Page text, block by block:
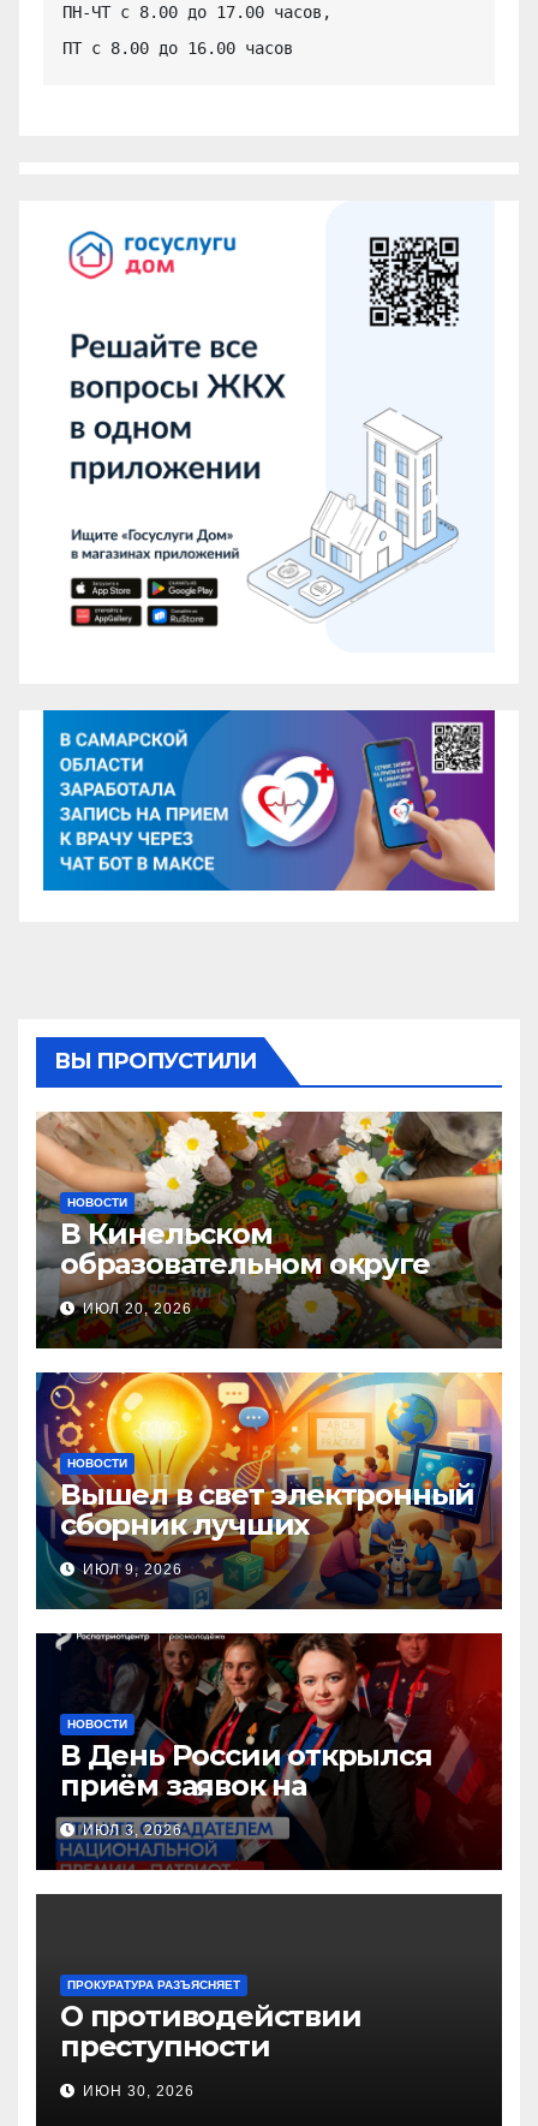
ПН-ЧТ с 8.00 до 17.00 часов,
ПТ с 8.00 до 16.00 часов
ВЫ ПРОПУСТИЛИ
НОВОСТИ
В Кинельском
образовательном округе
прошла Неделя правовой
помощи, посвящённая Дню
семьи, любви и верности
ИЮЛ 20, 2026
НОВОСТИ
Вышел в свет электронный
сборник лучших
инновационных практик
педагогов дошкольного
образования!
ИЮЛ 9, 2026
НОВОСТИ
В День России открылся
приём заявок на
Национальную премию
«Патриот»
ИЮЛ 3, 2026
ПРОКУРАТУРА РАЗЪЯСНЯЕТ
О противодействии
преступности
несовершеннолетних и
нарушению их прав
ИЮН 30, 2026